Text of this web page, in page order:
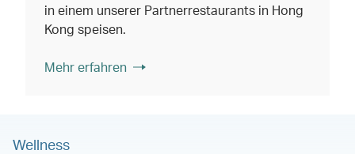
in einem unserer Partnerrestaurants in Hong
Kong speisen.
Mehr erfahren
Wellness